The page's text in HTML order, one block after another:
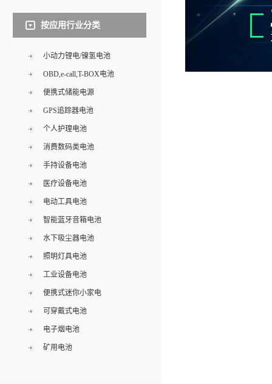
按应用行业分类
小动力锂电/镍氢电池
OBD,e-call,T-BOX电池
便携式储能电源
GPS追踪器电池
个人护理电池
消费数码类电池
手持设备电池
医疗设备电池
电动工具电池
智能蓝牙音箱电池
水下吸尘器电池
照明灯具电池
工业设备电池
便携式迷你小家电
可穿戴式电池
电子烟电池
矿用电池